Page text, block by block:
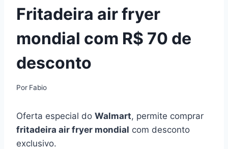
Fritadeira air fryer
mondial com R$ 70 de
desconto
Por Fabio
Oferta especial do Walmart, permite comprar
fritadeira air fryer mondial com desconto
exclusivo.